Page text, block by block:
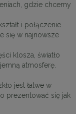
gdzie chcemy
i połączenie
się w najnowsze
klosza, światło
atmosferę.
jest łatwe w
prezentować się jak